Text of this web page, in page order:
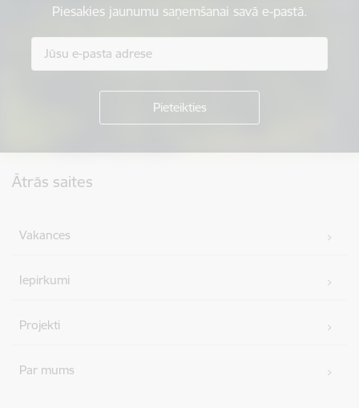
Piesakies jaunumu saņemšanai savā e-pastā.
Ātrās saites
Vakances
Iepirkumi
Projekti
Par mums